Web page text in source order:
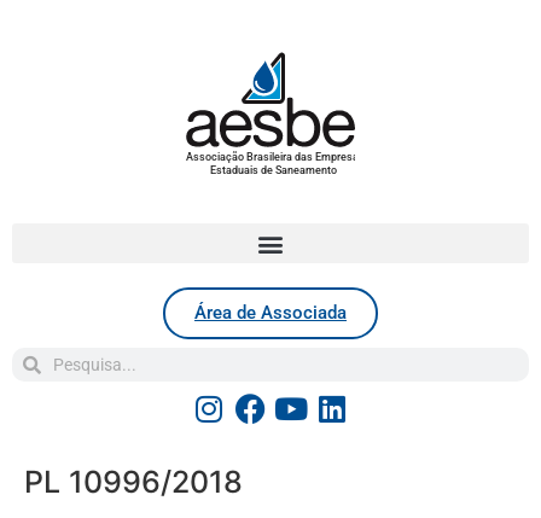
Associação Brasileira das Empresas
Estaduais de Saneamento
Área de Associada
PL 10996/2018